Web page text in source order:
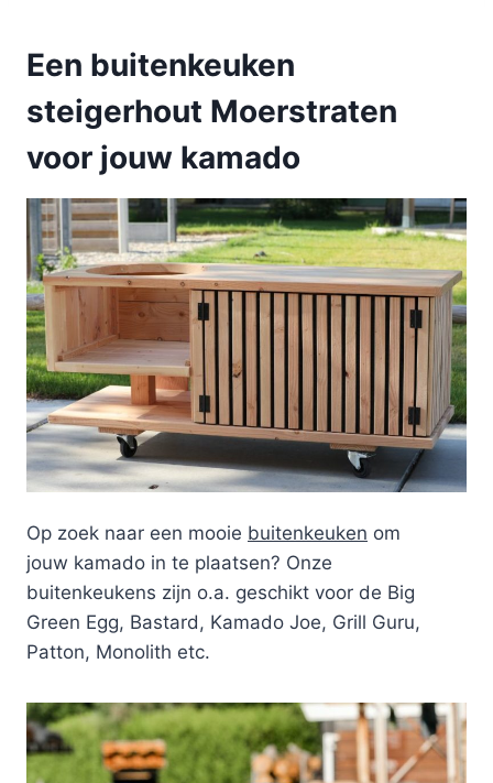
Een buitenkeuken
steigerhout Moerstraten
voor jouw kamado
Op zoek naar een mooie buitenkeuken om
jouw kamado in te plaatsen? Onze
buitenkeukens zijn o.a. geschikt voor de Big
Green Egg, Bastard, Kamado Joe, Grill Guru,
Patton, Monolith etc.